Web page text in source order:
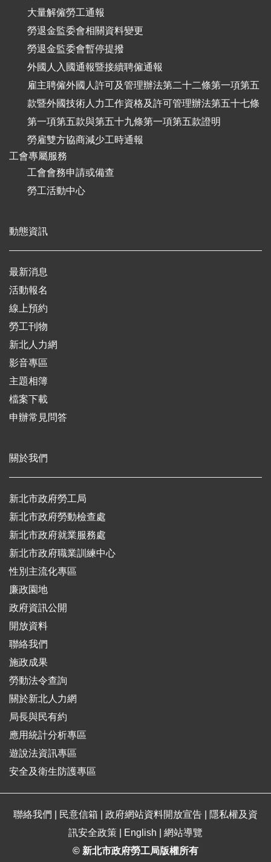
大量解僱勞工通報
勞退金監委會相關資料變更
勞退金監委會暫停提撥
外國人入國通報暨接續聘僱通報
雇主聘僱外國人許可及管理辦法第二十二條第一項第五
款暨外國技術人力工作資格及許可管理辦法第五十七條
第一項第五款與第五十九條第一項第五款證明
勞雇雙方協商減少工時通報
工會專屬服務
工會會務申請或備查
勞工活動中心
動態資訊
最新消息
活動報名
線上預約
勞工刊物
新北人力網
影音專區
主題相簿
檔案下載
申辦常見問答
關於我們
新北市政府勞工局
新北市政府勞動檢查處
新北市政府就業服務處
新北市政府職業訓練中心
性別主流化專區
廉政園地
政府資訊公開
開放資料
聯絡我們
施政成果
勞動法令查詢
關於新北人力網
局長與民有約
應用統計分析專區
遊說法資訊專區
安全及衛生防護專區
聯絡我們 民意信箱 政府網站資料開放宣告
隱私權及資
訊安全政策
English
網站導覽
© 新北市政府勞工局版權所有